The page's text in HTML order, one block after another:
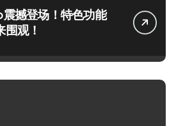
撼登场！特色功能
观！